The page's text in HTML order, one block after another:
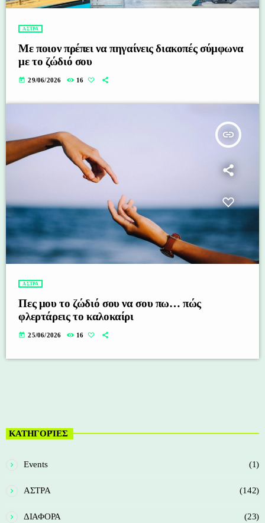
ΑΣΤΡΑ
Με ποιον πρέπει να πηγαίνεις διακοπές σύμφωνα
με το ζώδιό σου
today 29/06/2026 16
insert_link
ΑΣΤΡΑ
Πες μου το ζώδιό σου να σου πω… πώς
φλερτάρεις το καλοκαίρι
today 25/06/2026 16
ΚΑΤΗΓΟΡΊΕΣ
Events (1)
ΑΣΤΡΑ (142)
ΔΙΑΦΟΡΑ (23)